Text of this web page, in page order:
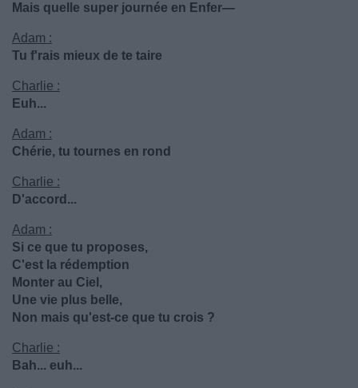
Mais quelle super journée en Enfer—
Adam :
Tu f'rais mieux de te taire
Charlie :
Euh...
Adam :
Chérie, tu tournes en rond
Charlie :
D'accord...
Adam :
Si ce que tu proposes,
C'est la rédemption
Monter au Ciel,
Une vie plus belle,
Non mais qu'est-ce que tu crois ?
Charlie :
Bah... euh...